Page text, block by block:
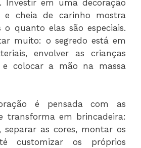
Investir em uma decoração
e cheia de carinho mostra
o quanto elas são especiais.
muito: o segredo está em
envolver as crianças
colocar a mão na massa
é pensada com as
transforma em brincadeira:
separar as cores, montar os
customizar os próprios